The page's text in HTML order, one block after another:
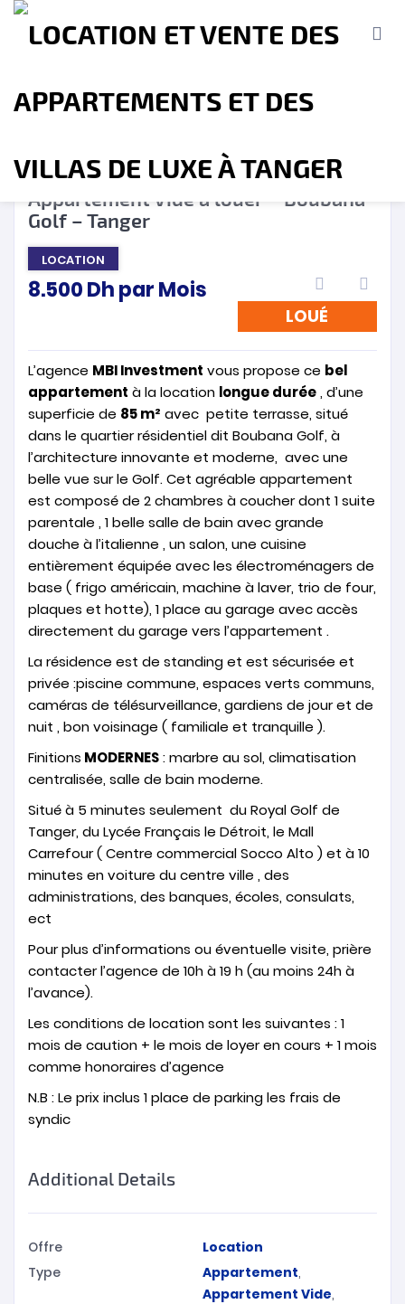
A propos
Terrains Location de Vacances Contact
❮ ❯
Appartement Vide à louer – Boubana
Golf – Tanger
LOCATION
8.500Dhpar Mois
LOUÉ
L’agence MBI Investment vous propose ce bel
appartement à la location longue durée, d’une
superficie de 85 m² avec petite terrasse, situé
dans le quartier résidentiel dit Boubana Golf, à
l’architecture innovante et moderne, avec une
belle vue sur le Golf. Cet agréable appartement
est composé de 2 chambres à coucher dont 1 suite
parentale , 1 belle salle de bain avec grande
douche à l’italienne , un salon, une cuisine
entièrement équipée avec les électroménagers de
base ( frigo américain, machine à laver, trio de four,
plaques et hotte), 1 place au garage avec accès
directement du garage vers l’appartement .
La résidence est de standing et est sécurisée et
privée :piscine commune, espaces verts communs,
caméras de télésurveillance, gardiens de jour et de
nuit , bon voisinage ( familiale et tranquille ).
Finitions MODERNES: marbre au sol, climatisation
centralisée, salle de bain moderne.
Situé à 5 minutes seulement du Royal Golf de
Tanger, du Lycée Français le Détroit, le Mall
Carrefour ( Centre commercial Socco Alto ) et à 10
minutes en voiture du centre ville , des
administrations, des banques, écoles, consulats,
ect
Pour plus d’informations ou éventuelle visite, prière
contacter l’agence de 10h à 19 h (au moins 24h à
l’avance).
Les conditions de location sont les suivantes : 1
mois de caution + le mois de loyer en cours + 1 mois
comme honoraires d’agence
N.B : Le prix inclus 1 place de parking les frais de
syndic
Additional Details
Offre
Location
Type
Appartement,
Appartement Vide,